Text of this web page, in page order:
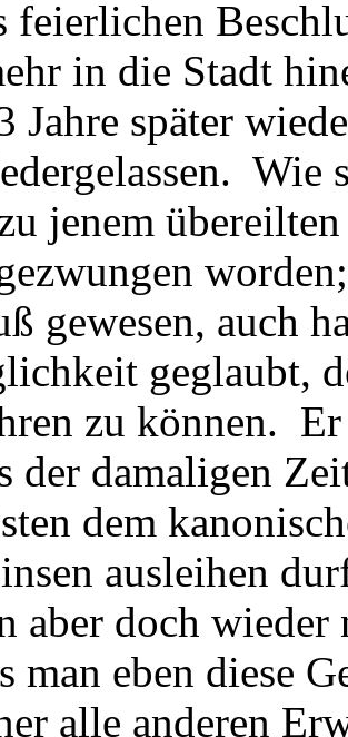
feierlichen
in die Stadt
Jahre später
Wie
jenem
gewesen, auch
geglaubt,
zu können.
der damaligen
dem
ausleihen
aber doch
man eben diese
alle anderen